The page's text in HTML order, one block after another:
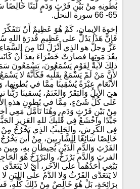
بُطُونِهِ مِنْ بَيْنِ فَرْثٍ وَدَمٍ لَّبَنًا خَالِصًا
65- 66 سورة النحل.
إخوةَ الإِيمانِ، كَمْ هُوَ عَظِيمٌ أَنْ
فَإِنَّ هَذَا يَدُلُّ على عَظِيمِ قُدرَةِ اللهِ
عَزَّ وجلَّ هو الذِي أَنْزَلَ لَنَا مِنَ السَّمَاءِ
بعْدَ مَوتِها فصارَتْ خَضْرَاءَ بعدَ أَنْ
ذلِكَ لآيةً لِقَوْمٍ يَسْمَعُونَ، يَسْمَعُونَ
لأنَّ مَنْ لَمْ يَسْمَعْ بِقَلْبِه فَكَأَنَّهُ لا
الأَنْعَامِ عِبْرَةً يُسْقِينَا مِمَّا في بُطونِها،
هيَ الإبِلُ وَالبَقَرُ وَالغَنَمُ، يُسقينَا رَبُّنا
عَلَى كُلِّ شَىْءٍ، مِمَّا في بُطونِ هذهِ
مِنْ بَيْنِ فَرْثٍ وَدَمٍ، وهُنَا تَأَمَّلْ مَعِي
جَيِّدًا واخْشَعْ فِي قَلْبِكَ للهِ العَزِيزِ
فِي الكَرِشِ، والحَلِيبُ الذِي يَخْرُجُ مِنْ
خَالِصًا سَائِغًا لِلشَّارِبِينَ، مِنْ أَينَ
الفَرْثِ وَالدَّمِ الّذَيْنِ يُحِيطَانِ بهِ، وبينَ
الفرثِ وَالدَّمِ بَرْزَخٌ، والبَرْزَخُ هُوَ
يَبْغِي أَحَدُهُما على الآخَر، أَيْ لا يَتَعَدَّى
لا يَتَعَدَّى الفَرْثُ وَلا الدَّمُ علَى اللبَنِ
بِرَائِحَةٍ، بَلْ هُوَ خَالِصٌ مِنْ ذَلِكَ كُلِّهِ،